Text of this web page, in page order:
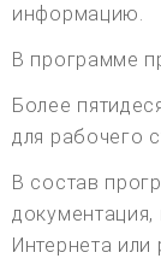
информацию.
В программе
Более
для рабочего
В состав
Интернета или